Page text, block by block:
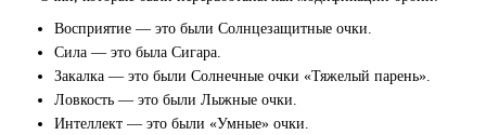
Восприятие — это были Солнцезащитные очки.
Сила — это была Сигара.
Закалка — это были Солнечные очки «Тяжелый парень».
Ловкость — это были Лыжные очки.
Интеллект — это были «Умные» очки.